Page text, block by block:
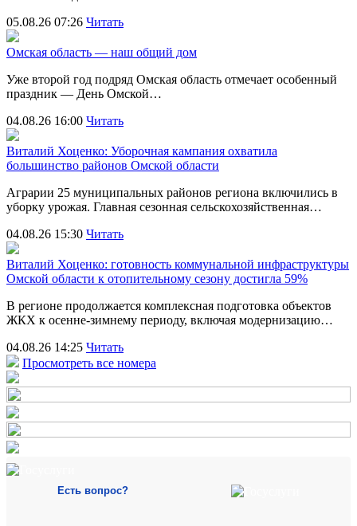
05.08.26 07:26 Читать
Омская область — наш общий дом
Уже второй год подряд Омская область отмечает особенный
праздник — День Омской…
04.08.26 16:00 Читать
Виталий Хоценко: Уборочная кампания охватила
большинство районов Омской области
Аграрии 25 муниципальных районов региона включились в
уборку урожая. Главная сезонная сельскохозяйственная…
04.08.26 15:30 Читать
Виталий Хоценко: готовность коммунальной инфраструктуры
Омской области к отопительному сезону достигла 59%
В регионе продолжается комплексная подготовка объектов
ЖКХ к осенне-зимнему периоду, включая модернизацию…
04.08.26 14:25 Читать
Просмотреть все номера
Есть вопрос?